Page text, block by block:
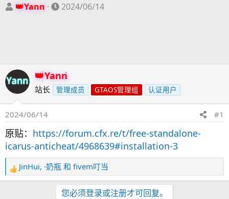
主Yann
开
2024/06/14
Yann
站长 管理成员 GTAOS管理组 认证用户
2024/06/14 #1
原贴： https://forum.cfx.re/t/free-standalone-
icarus-anticheat/4968639#installation-3
反
馈
JinHui, ·奶瓶 和 fivem叮当
您必须登录或注册才可回复。